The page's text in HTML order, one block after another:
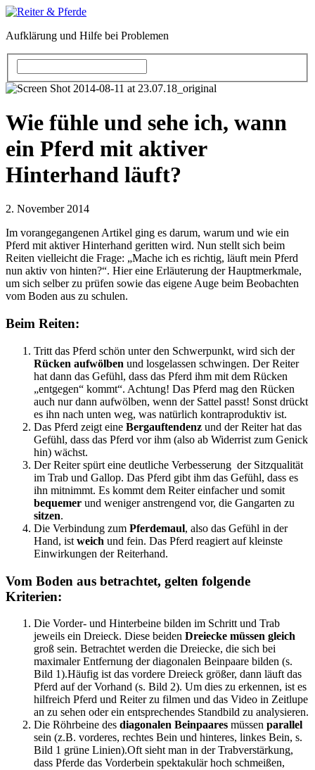
Aufklärung und Hilfe bei Problemen
Wie fühle und sehe ich, wann
ein Pferd mit aktiver
Hinterhand läuft?
2. November 2014
Im vorangegangenen Artikel ging es darum, warum und wie ein
Pferd mit aktiver Hinterhand geritten wird. Nun stellt sich beim
Reiten vielleicht die Frage: „Mache ich es richtig, läuft mein Pferd
nun aktiv von hinten?“. Hier eine Erläuterung der Hauptmerkmale,
um sich selber zu prüfen sowie das eigene Auge beim Beobachten
vom Boden aus zu schulen.
Beim Reiten:
Tritt das Pferd schön unter den Schwerpunkt, wird sich der
Rücken aufwölben und losgelassen schwingen. Der Reiter
hat dann das Gefühl, dass das Pferd ihm mit dem Rücken
„entgegen“ kommt“. Achtung! Das Pferd mag den Rücken
auch nur dann aufwölben, wenn der Sattel passt! Sonst drückt
es ihn nach unten weg, was natürlich kontraproduktiv ist.
Das Pferd zeigt eine Bergauftendenz und der Reiter hat das
Gefühl, dass das Pferd vor ihm (also ab Widerrist zum Genick
hin) wächst.
Der Reiter spürt eine deutliche Verbesserung der Sitzqualität
im Trab und Gallop. Das Pferd gibt ihm das Gefühl, dass es
ihn mitnimmt. Es kommt dem Reiter einfacher und somit
bequemer und weniger anstrengend vor, die Gangarten zu
sitzen.
Die Verbindung zum Pferdemaul, also das Gefühl in der
Hand, ist weich und fein. Das Pferd reagiert auf kleinste
Einwirkungen der Reiterhand.
Vom Boden aus betrachtet, gelten folgende
Kriterien:
Die Vorder- und Hinterbeine bilden im Schritt und Trab
jeweils ein Dreieck. Diese beiden Dreiecke müssen gleich
groß sein. Betrachtet werden die Dreiecke, die sich bei
maximaler Entfernung der diagonalen Beinpaare bilden (s.
Bild 1).Häufig ist das vordere Dreieck größer, dann läuft das
Pferd auf der Vorhand (s. Bild 2). Um dies zu erkennen, ist es
hilfreich Pferd und Reiter zu filmen und das Video in Zeitlupe
an zu sehen oder ein entsprechendes Standbild zu analysieren.
Die Röhrbeine des diagonalen Beinpaares müssen parallel
sein (z.B. vorderes, rechtes Bein und hinteres, linkes Bein, s.
Bild 1 grüne Linien).Oft sieht man in der Trabverstärkung,
dass Pferde das Vorderbein spektakulär hoch schmeißen,